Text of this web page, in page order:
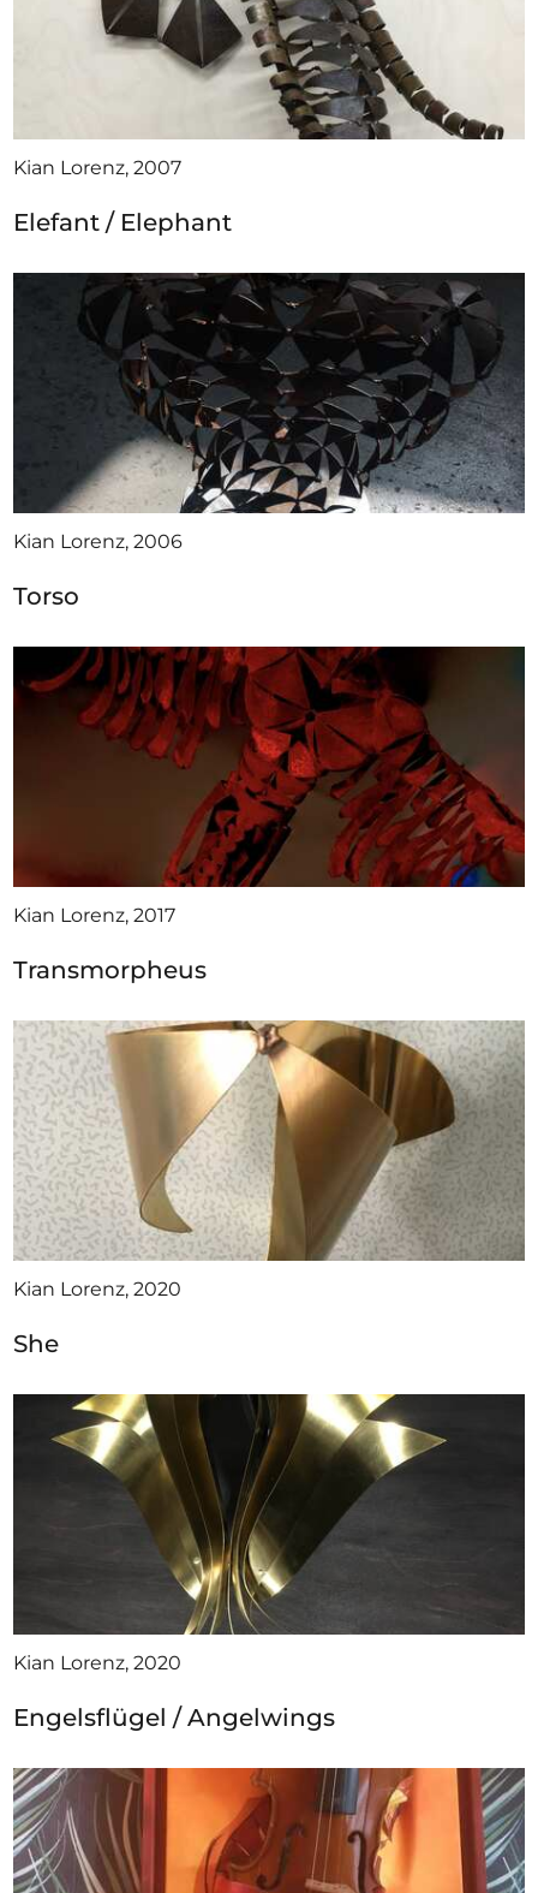
Kian Lorenz, 2007
Elefant / Elephant
Kian Lorenz, 2006
Torso
Kian Lorenz, 2017
Transmorpheus
Kian Lorenz, 2020
She
Kian Lorenz, 2020
Engelsflügel / Angelwings